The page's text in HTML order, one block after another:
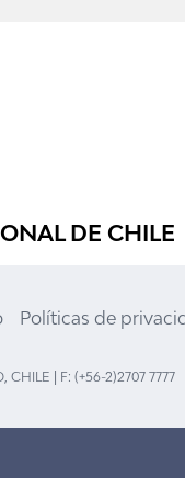
DE CHILE
Políticas de
| F: (+56-2)2707 7777